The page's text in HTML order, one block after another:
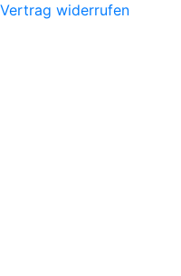
Vertrag widerrufen